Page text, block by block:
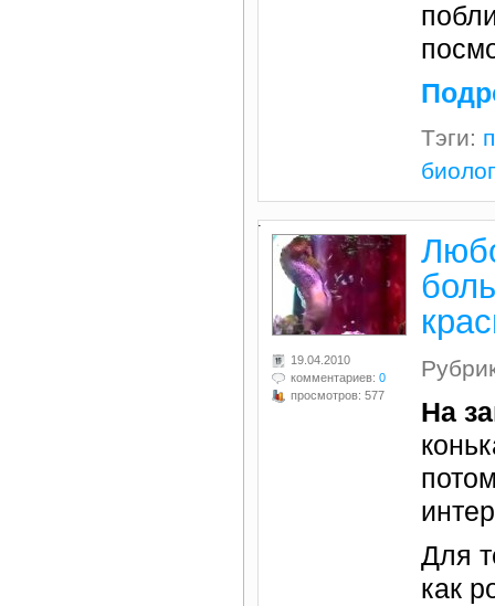
Тэги:
.
19.04.2010
комментариев: 0
просмотров: 577
На
Для
как